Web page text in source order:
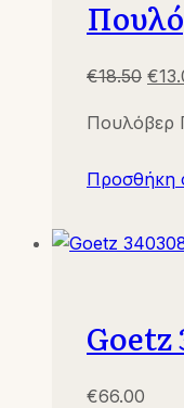
€18.50
was:
€
Πουλόβερ
Προσθήκη
Goetz
€66.00